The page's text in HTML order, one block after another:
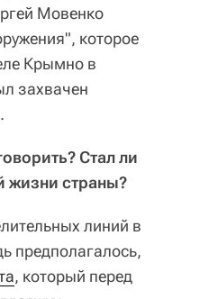
Мовенко
которое
Крымно в
захвачен
Стал ли
жизни страны?
линий в
предполагалось,
, который перед